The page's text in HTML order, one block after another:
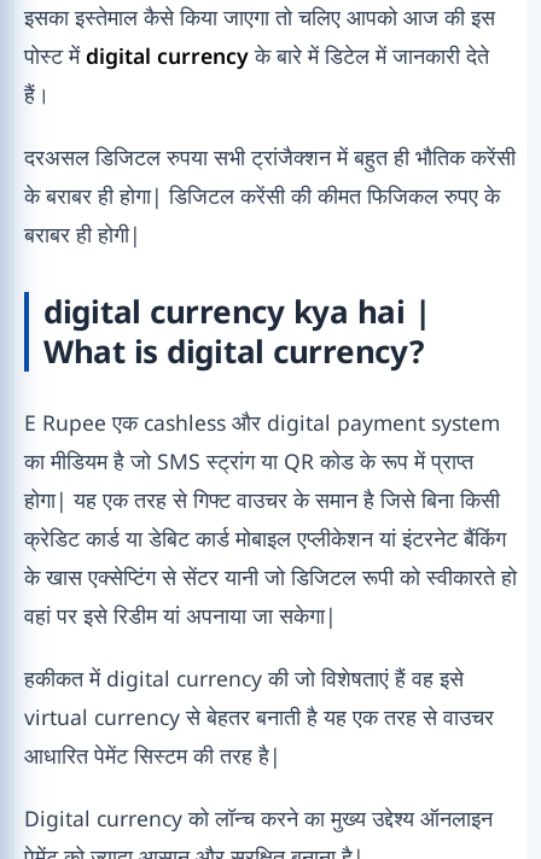
इसका इस्तेमाल कैसे किया जाएगा तो चलिए आपको आज की इस
पोस्ट मेंdigital currencyके बारे में डिटेल में जानकारी देते
हैं।
दरअसल डिजिटल रुपया सभी ट्रांजैक्शन में बहुत ही भौतिक करेंसी
के बराबर ही होगा| डिजिटल करेंसी की कीमत फिजिकल रुपए के
बराबर ही होगी|
digital currency kya hai |
What is digital currency?
E Rupee एक cashless और digital payment system
का मीडियम है जो SMS स्ट्रांग या QR कोड के रूप में प्राप्त
होगा| यह एक तरह से गिफ्ट वाउचर के समान है जिसे बिना किसी
क्रेडिट कार्ड या डेबिट कार्ड मोबाइल एप्लीकेशन यां इंटरनेट बैंकिंग
के खास एक्सेप्टिंग से सेंटर यानी जो डिजिटल रूपी को स्वीकारते हो
वहां पर इसे रिडीम यां अपनाया जा सकेगा|
हकीकत में digital currency की जो विशेषताएं हैं वह इसे
virtual currency से बेहतर बनाती है यह एक तरह से वाउचर
आधारित पेमेंट सिस्टम की तरह है|
Digital currency को लॉन्च करने का मुख्य उद्देश्य ऑनलाइन